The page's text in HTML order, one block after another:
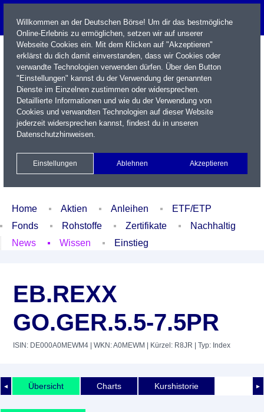
Name / WKN / ISIN / Kürzel
Xetra Realtime
Watchlist Portfolio Login
Home Aktien Anleihen
ETF/ETP
Fonds
Rohstoffe Zertifikate
Nachhaltig
News
Wissen Einstieg
EB.REXX
GO.GER.5.5-7.5PR
ISIN: DE000A0MEWM4 | WKN: A0MEWM | Kürzel: R8JR | Typ: Index
◄ ►
Übersicht Charts Kurshistorie
Willkommen an der Deutschen Börse! Um dir das bestmögliche
Online-Erlebnis zu ermöglichen, setzen wir auf unserer
Webseite Cookies ein. Mit dem Klicken auf "Akzeptieren"
erklärst du dich damit einverstanden, dass wir Cookies oder
verwandte Technologien verwenden dürfen. Über den Button
"Einstellungen" kannst du der Verwendung der genannten
Dienste im Einzelnen zustimmen oder widersprechen.
Detaillierte Informationen und wie du der Verwendung von
Cookies und verwandten Technologien auf dieser Website
jederzeit widersprechen kannst, findest du in unseren
Datenschutzhinweisen.
Einstellungen Ablehnen Akzeptieren